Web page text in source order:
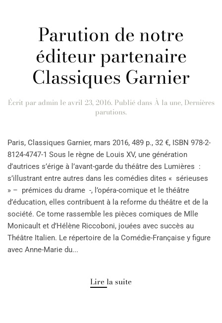
Parution de notre
éditeur partenaire
Classiques Garnier
Écrit paradmin leavril 23, 2016. Publié dans À la une, Dernières
parutions.
Paris, Classiques Garnier, mars 2016, 489 p., 32 €, ISBN 978-2-
8124-4747-1 Sous le règne de Louis XV, une génération
d’autrices s’érige à l’avant-garde du théâtre des Lumières :
s’illustrant entre autres dans les comédies dites « sérieuses
» – prémices du drame -, l’opéra-comique et le théâtre
d’éducation, elles contribuent à la reforme du théâtre et de la
société. Ce tome rassemble les pièces comiques de Mlle
Monicault et d’Hélène Riccoboni, jouées avec succès au
Théâtre Italien. Le répertoire de la Comédie-Française y figure
avec Anne-Marie du...
Lire la suite